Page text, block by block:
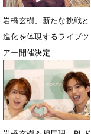
岩橋玄樹、新たな挑戦と
進化を体現するライブツ
アー開催決定
6月4日 23時00分